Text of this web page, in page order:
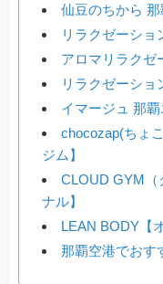
仙豆のちから
リラクゼーショ
アロマリラク
リラクゼーショ
イマージュ 那
chocozap(ちょ
ジム】
CLOUD GYM（
ナル】
LEAN BODY【
那覇空港でおす